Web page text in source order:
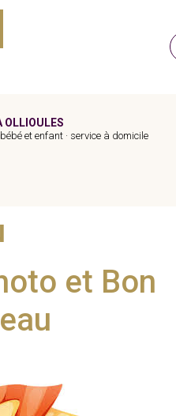
OLLIOULES
et enfant · service à domicile
et Bon